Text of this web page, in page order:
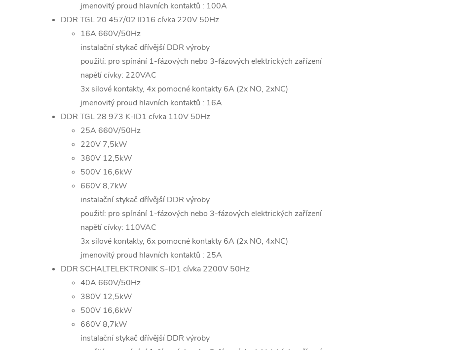
jmenovitý proud hlavních kontaktů : 100A
DDR TGL 20 457/02 ID16 cívka 220V 50Hz
16A 660V/50Hz
instalační stykač dřívější DDR výroby
použití: pro spínání 1-fázových nebo 3-fázových elektrických zařízení
napětí cívky: 220VAC
3x silové kontakty, 4x pomocné kontakty 6A (2x NO, 2xNC)
jmenovitý proud hlavních kontaktů : 16A
DDR TGL 28 973 K-ID1 cívka 110V 50Hz
25A 660V/50Hz
220V 7,5kW
380V 12,5kW
500V 16,6kW
660V 8,7kW
instalační stykač dřívější DDR výroby
použití: pro spínání 1-fázových nebo 3-fázových elektrických zařízení
napětí cívky: 110VAC
3x silové kontakty, 6x pomocné kontakty 6A (2x NO, 4xNC)
jmenovitý proud hlavních kontaktů : 25A
DDR SCHALTELEKTRONIK S-ID1 cívka 2200V 50Hz
40A 660V/50Hz
380V 12,5kW
500V 16,6kW
660V 8,7kW
instalační stykač dřívější DDR výroby